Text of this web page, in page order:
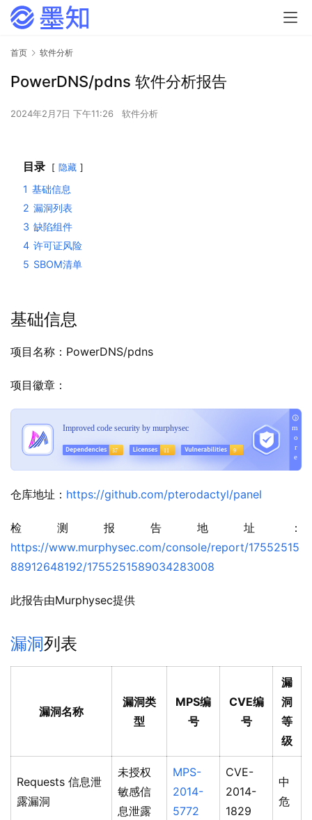
首页 软件分析
PowerDNS/pdns 软件分析报告
2024年2月7日 下午11:26 软件分析
目录 隐藏
1 基础信息
2 漏洞列表
3 缺陷组件
4 许可证风险
5 SBOM清单
基础信息
项目名称：PowerDNS/pdns
项目徽章：
仓库地址： https://github.com/pterodactyl/panel
检测报告地址：
https://www.murphysec.com/console/report/17552515
88912648192/1755251589034283008
此报告由Murphysec提供
漏洞列表
漏洞名称
漏洞类
型
MPS编
号
CVE编
号
漏
洞
等
级
Requests 信息泄
露漏洞
未授权
敏感信
息泄露
MPS-
2014-
5772
CVE-
2014-
1829
中
危